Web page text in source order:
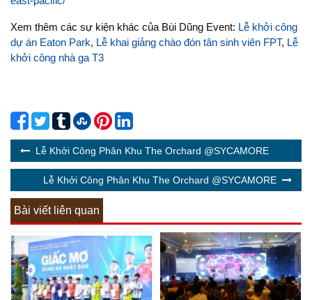
Xem thêm các sự kiện khác của Bùi Dũng Event: Lễ khởi công
dự án Eaton Park, Lễ khai giảng chào đón tân sinh viên FPT, Lễ
khởi công nhà ga T3
Lễ Khởi Công Phân Khu The Orchard @SYCAMORE
Lễ Khởi Công Phân Khu The Orchard @SYCAMORE
Bài viết liên quan